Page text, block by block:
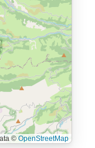
directement dans
d’élévation
charger leurs
©OpenStreetMap